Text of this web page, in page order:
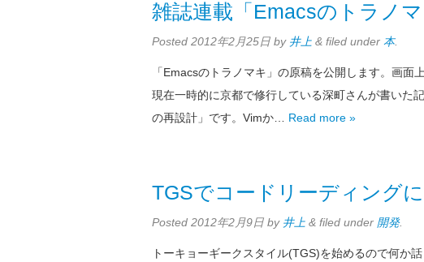
雑誌連載「Emacsのトラノ
Posted 2012年2月25日 by 井上 & filed under 本.
「Emacsのトラノマキ」の原稿を公開します。画面
現在一時的に京都で修行している深町さんが書いた
の再設計」です。Vimか… Read more »
TGSでコードリーディング
Posted 2012年2月9日 by 井上 & filed under 開発.
トーキョーギークスタイル(TGS)を始めるので何か